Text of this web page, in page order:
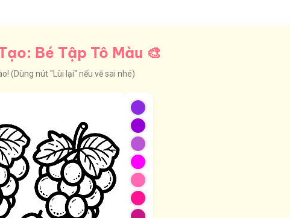
Bé Tập Tô Màu 🎨
(Dùng nút "Lùi lại" nếu vẽ sai nhé)